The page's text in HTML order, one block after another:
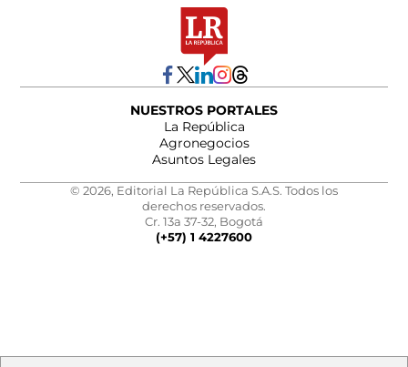
NUESTROS PORTALES
La República
Agronegocios
Asuntos Legales
© 2026, Editorial La República S.A.S. Todos los
derechos reservados.
Cr. 13a 37-32, Bogotá
(+57) 1 4227600